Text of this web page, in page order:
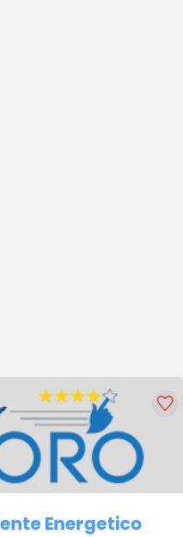
Energetico